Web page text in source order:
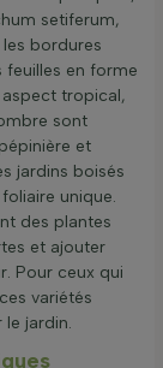
setiferum,
bordures
feuilles en forme
tropical,
sont
et
jardins boisés
unique.
des plantes
et ajouter
Pour ceux qui
variétés
jardin.